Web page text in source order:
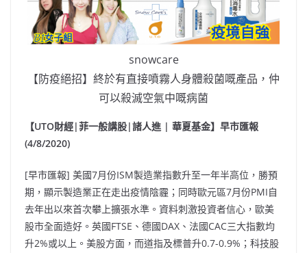
snowcare
【防疫絕招】終於有直接噴霧人身體殺菌嘅產品，仲
可以殺滅空氣中嘅病菌
【UTO財經|菲一般講股|諸人進 | 華夏基金】早市匯報
(4/8/2020)
[早市匯報] 美國7月份ISM製造業指數升至一年半高位，勝預
期，顯示製造業正在走出疫情陰霾；同時歐元區7月份PMI自
去年出以來首次攀上擴張水準。資料刺激投資者信心，歐美
股市全面造好。英國FTSE、德國DAX、法國CAC三大指數均
升2%或以上。美股方面，而道指及標普升0.7-0.9%；科技股